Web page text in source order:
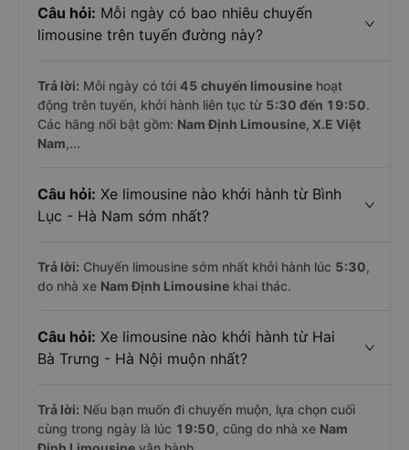
Câu hỏi: Mỗi ngày có bao nhiêu chuyến
limousine trên tuyến đường này?
Trả lời: Mỗi ngày có tới 45 chuyến limousine hoạt
động trên tuyến, khởi hành liên tục từ 5:30 đến 19:50.
Các hãng nổi bật gồm: Nam Định Limousine, X.E Việt
Nam,...
Câu hỏi: Xe limousine nào khởi hành từ Bình
Lục - Hà Nam sớm nhất?
Trả lời: Chuyến limousine sớm nhất khởi hành lúc 5:30,
do nhà xe Nam Định Limousine khai thác.
Câu hỏi: Xe limousine nào khởi hành từ Hai
Bà Trưng - Hà Nội muộn nhất?
Trả lời: Nếu bạn muốn đi chuyến muộn, lựa chọn cuối
cùng trong ngày là lúc 19:50, cũng do nhà xe Nam